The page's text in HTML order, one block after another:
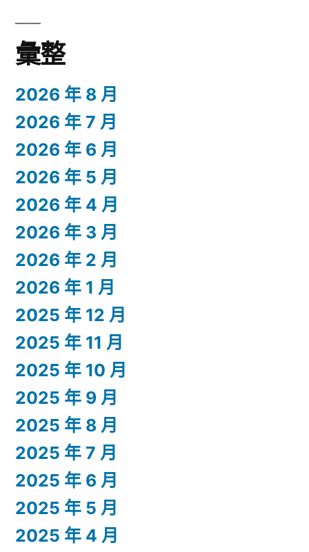
彙整
2026 年 8 月
2026 年 7 月
2026 年 6 月
2026 年 5 月
2026 年 4 月
2026 年 3 月
2026 年 2 月
2026 年 1 月
2025 年 12 月
2025 年 11 月
2025 年 10 月
2025 年 9 月
2025 年 8 月
2025 年 7 月
2025 年 6 月
2025 年 5 月
2025 年 4 月